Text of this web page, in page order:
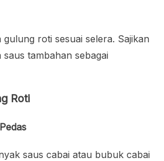
roti sesuai selera. Sajikan
tambahan sebagai
Roti
saus cabai atau bubuk cabai